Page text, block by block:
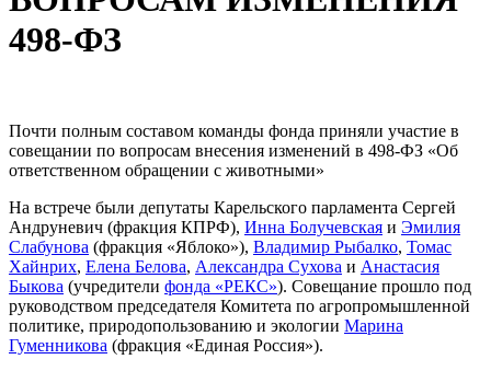
498-ФЗ
Почти полным составом команды фонда приняли участие в
совещании по вопросам внесения изменений в 498-ФЗ «Об
ответственном обращении с животными»
На встрече были депутаты Карельского парламента Сергей
Андруневич (фракция КПРФ), Инна Болучевская и Эмилия
Слабунова (фракция «Яблоко»), Владимир Рыбалко, Томас
Хайнрих, Елена Белова, Александра Сухова и Анастасия
Быкова (учредители фонда «РЕКС»). Совещание прошло под
руководством председателя Комитета по агропромышленной
политике, природопользованию и экологии Марина
Гуменникова (фракция «Единая Россия»).